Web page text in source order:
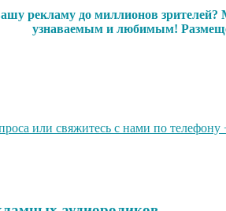
рекламу до миллионов
узнаваемым и любимым!
или свяжитесь с нами по